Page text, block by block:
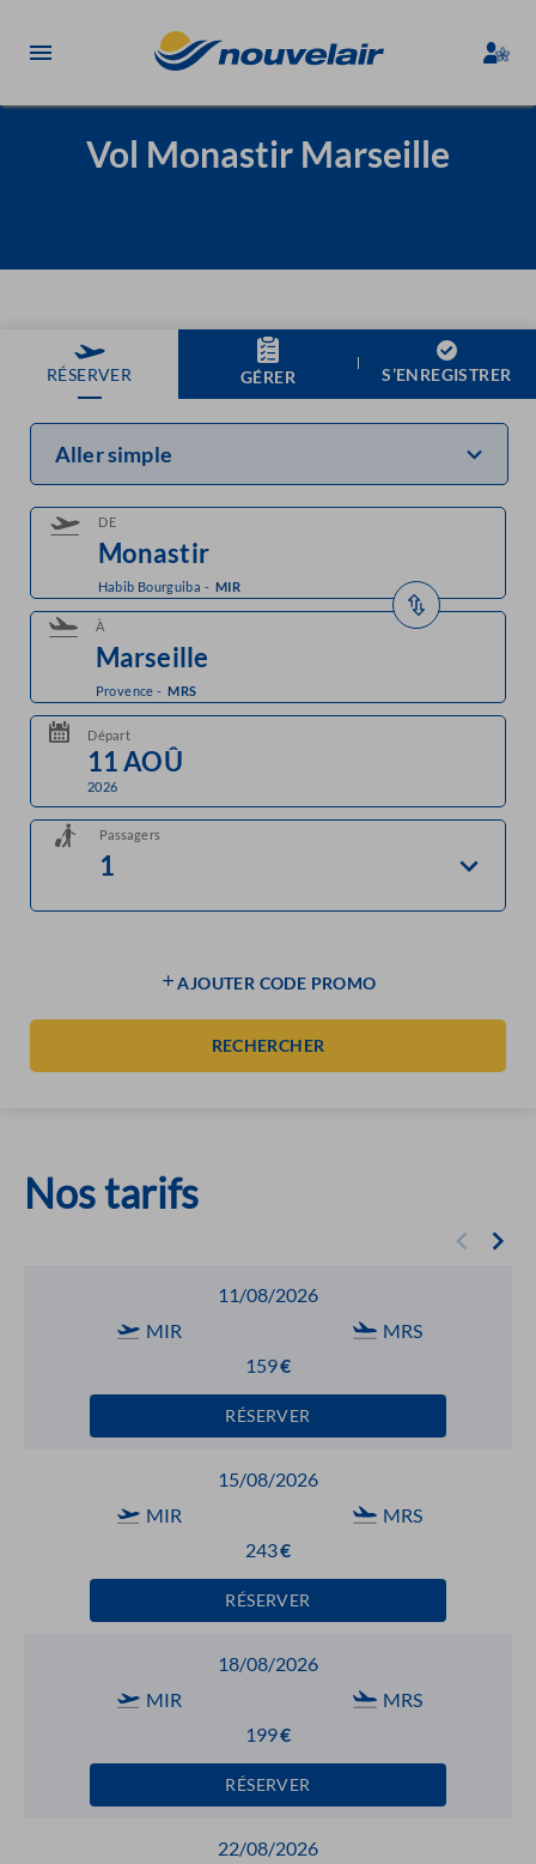
Vol Monastir Marseille
RÉSERVER GÉRER S’ENREGISTRER
Aller simple
DE
Habib Bourguiba - MIR
À
Provence - MRS
Départ
2026
Passagers
AJOUTER CODE PROMO
RECHERCHER
Nos tarifs
11/08/2026
MIR
MRS
159€
RÉSERVER
15/08/2026
MIR
MRS
243€
RÉSERVER
18/08/2026
MIR
MRS
199€
RÉSERVER
22/08/2026